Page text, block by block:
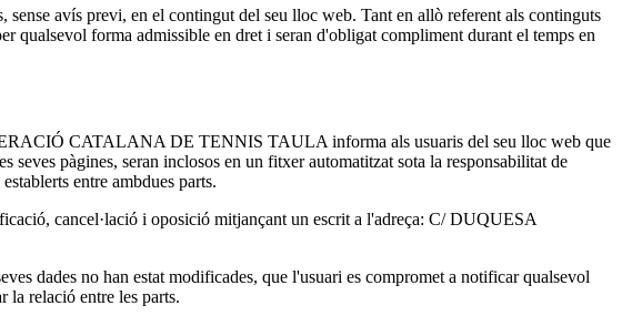
avís previ, en el contingut del seu lloc web. Tant en allò referent als continguts
qualsevol forma admissible en dret i seran d'obligat compliment durant el temps en
CATALANA DE TENNIS TAULA informa als usuaris del seu lloc web que
pàgines, seran inclosos en un fitxer automatitzat sota la responsabilitat de
entre ambdues parts.
cancel·lació i oposició mitjançant un escrit a l'adreça: C/ DUQUESA
dades no han estat modificades, que l'usuari es compromet a notificar qualsevol
relació entre les parts.